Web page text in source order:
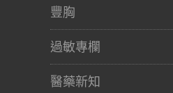
豐胸
過敏專欄
醫藥新知